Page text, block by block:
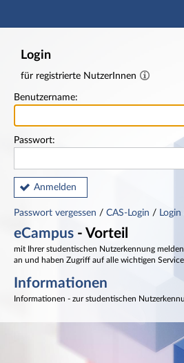
Login
für registrierte NutzerInnen
Benutzername:
Passwort:
Anmelden
Passwort vergessen / CAS-Login /
eCampus - Vorteil
mit Ihrer studentischen Nutzerkennung
an und haben Zugriff auf alle wichtigen
Informationen
Informationen - zur studentischen